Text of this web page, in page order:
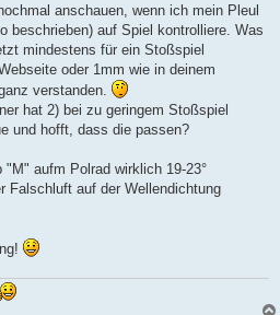
anschauen, wenn ich mein Pleul
beschrieben) auf Spiel kontrolliere. Was
mindestens für ein Stoßspiel
oder 1mm wie in deinem
verstanden.
hat 2) bei zu geringem Stoßspiel
und hofft, dass die passen?
aufm Polrad wirklich 19-23°
Falschluft auf der Wellendichtung